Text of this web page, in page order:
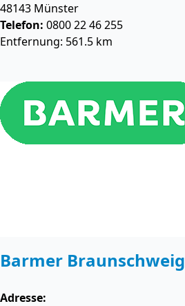
48143 Münster
Telefon: 0800 22 46 255
Entfernung: 561.5 km
Barmer Braunschweig
Adresse: